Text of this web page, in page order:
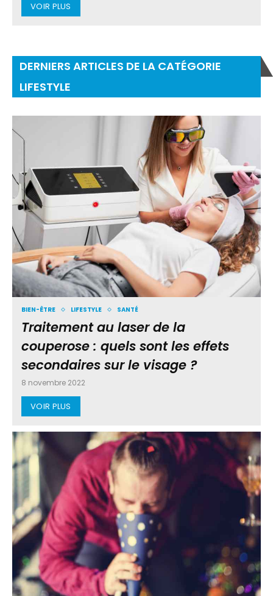
VOIR PLUS
DERNIERS ARTICLES DE LA CATÉGORIE
LIFESTYLE
BIEN-ÊTRE LIFESTYLE SANTÉ
Traitement au laser de la
couperose : quels sont les effets
secondaires sur le visage ?
8 novembre 2022
VOIR PLUS